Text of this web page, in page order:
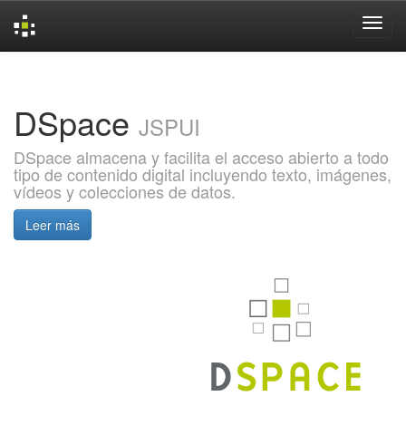
DSpace JSPUI
DSpace almacena y facilita el acceso abierto a todo
tipo de contenido digital incluyendo texto, imágenes,
vídeos y colecciones de datos.
Leer más